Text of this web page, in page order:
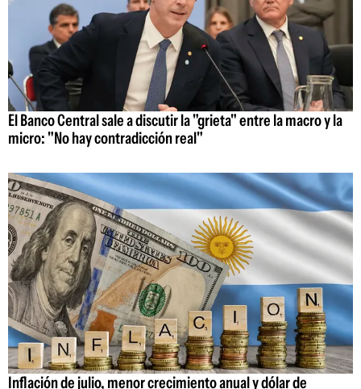
El Banco Central sale a discutir la "grieta" entre la macro y la
micro: "No hay contradicción real"
Inflación de julio, menor crecimiento anual y dólar de